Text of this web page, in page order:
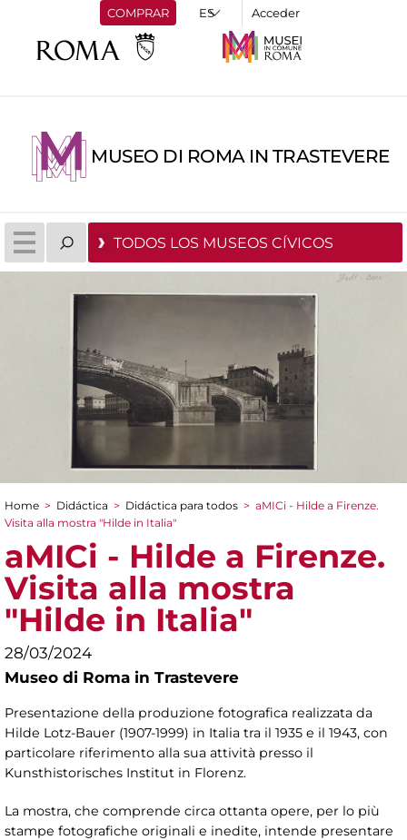
COMPRAR Acceder
MUSEO DI ROMA IN TRASTEVERE
TODOS LOS MUSEOS CÍVICOS
You are here
Home > Didáctica > Didáctica para todos > aMICi - Hilde a Firenze.
Visita alla mostra "Hilde in Italia"
aMICi - Hilde a Firenze.
Visita alla mostra
"Hilde in Italia"
28/03/2024
Museo di Roma in Trastevere
Presentazione della produzione fotografica realizzata da
Hilde Lotz-Bauer (1907-1999) in Italia tra il 1935 e il 1943, con
particolare riferimento alla sua attività presso il
Kunsthistorisches Institut in Florenz.
La mostra, che comprende circa ottanta opere, per lo più
stampe fotografiche originali e inedite, intende presentare